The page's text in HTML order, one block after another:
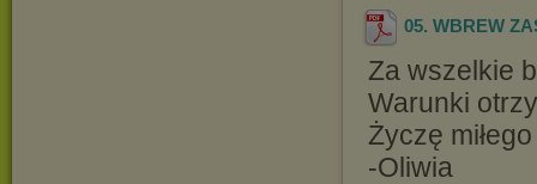
05. WBREW
Za wszelkie
Warunki
Życzę
-Oliwia